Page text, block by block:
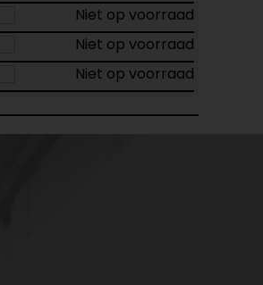
Niet op voorraad
Niet op voorraad
Niet op voorraad